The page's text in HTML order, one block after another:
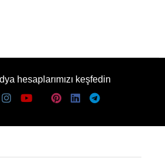
hesaplarımızı keşfedin